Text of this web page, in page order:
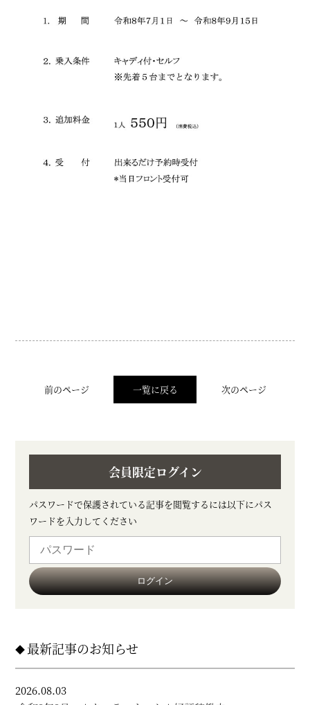
前のページ 一覧に戻る 次のページ
会員限定ログイン
パスワードで保護されている記事を閲覧するには以下にパス
ワードを入力してください
最新記事のお知らせ
2026.08.03